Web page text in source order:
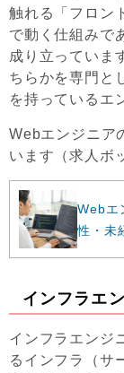
触れる「フロン
で動く仕組みで
成り立っていま
ちらかを専門と
を持っているエ
Webエンジニア
います（求人ボ
Webエ
性・未
インフラエ
インフラエンジ
るインフラ（サ